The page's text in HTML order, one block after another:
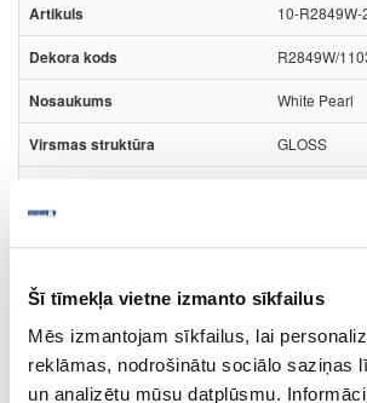
Šī tīmekļa vietne izmanto sīkfailus
Mēs izmantojam sīkfailus, lai
reklāmas, nodrošinātu sociālo saziņas
un analizētu mūsu datplūsmu.
10-R2849W-
R2849W/
White Pearl
GLOSS
0.919